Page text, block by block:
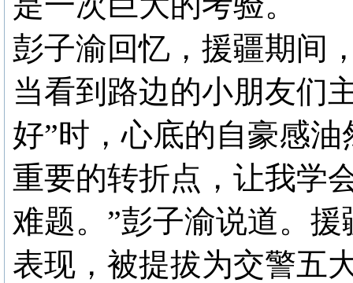
彭子渝回忆，援疆期间
当看到路边的小朋友们
好”时，心底的自豪感
重要的转折点，让我学
难题。”彭子渝说道。
表现，被提拔为交警五